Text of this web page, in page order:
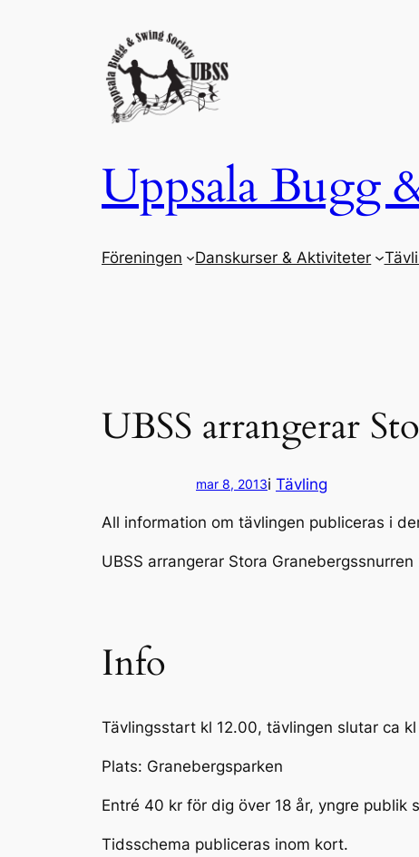
Uppsala Bugg
Föreningen Danskurser & Aktiviteter
UBSS arrangerar
mar 8, 2013i Tävling
All information om tävlingen publiceras i
UBSS arrangerar Stora Granebergssnurren
Info
Tävlingsstart kl 12.00, tävlingen slutar ca kl
Plats: Granebergsparken
Entré 40 kr för dig över 18 år, yngre publik
Tidsschema publiceras inom kort.